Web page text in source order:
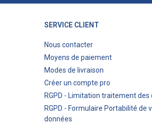
SERVICE CLIENT
Nous contacter
Moyens de paiement
Modes de livraison
Créer un compte pro
RGPD - Limitation traitement des
RGPD - Formulaire Portabilité de
données